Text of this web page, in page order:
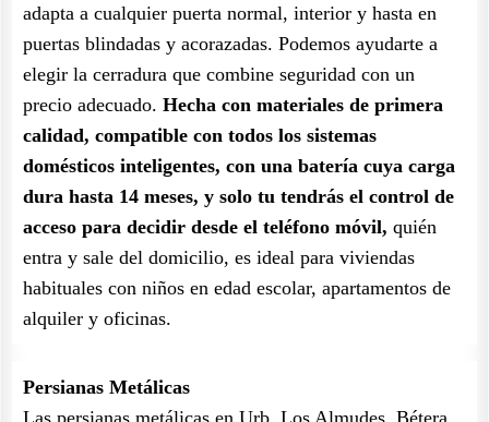
adapta a cualquier puerta normal, interior y hasta en
puertas blindadas y acorazadas. Podemos ayudarte a
elegir la cerradura que combine seguridad con un
precio adecuado. Hecha con materiales de primera
calidad, compatible con todos los sistemas
domésticos inteligentes, con una batería cuya carga
dura hasta 14 meses, y solo tu tendrás el control de
acceso para decidir desde el teléfono móvil, quién
entra y sale del domicilio, es ideal para viviendas
habituales con niños en edad escolar, apartamentos de
alquiler y oficinas.
Persianas Metálicas
Las persianas metálicas en Urb. Los Almudes, Bétera